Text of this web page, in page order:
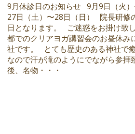
9月休診日のお知らせ 9月9日（火
27日（土）〜28日（日） 院長研修
日となります。 ご迷惑をお掛け致
都でのクリアヨガ講習会のお昼休み
社です。 とても歴史のある神社で
なので汗が滝のようにでながら参
後、名物・・・